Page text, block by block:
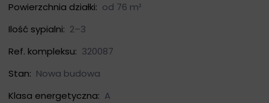
Powierzchnia działki: od 76 m²
Ilość sypialni: 2–3
Ref. kompleksu: 320087
Stan: Nowa budowa
Klasa energetyczna: A